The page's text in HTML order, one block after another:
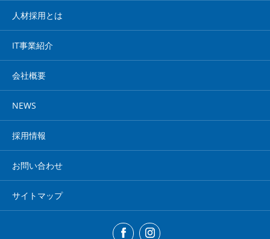
人材採用とは
IT事業紹介
会社概要
NEWS
採用情報
お問い合わせ
サイトマップ